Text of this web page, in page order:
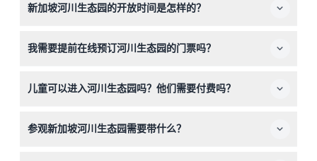
新加坡河川生态园的开放时间是怎样的？
入园时间为下午6:00（时间可能会有变动，请在预订时确
我需要提前在线预订河川生态园的门票吗？
票，以确保入场。
儿童可以进入河川生态园吗？他们需要付费吗？
免费入园。所有13岁以下的儿童必须有付费成人陪同。
参观新加坡河川生态园需要带什么？